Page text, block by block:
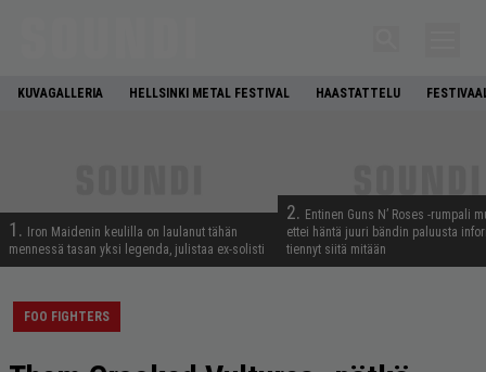
KUVAGALLERIA HELLSINKI METAL FESTIVAL HAASTATTELU
1.
Iron Maidenin keulilla on laulanut tähän
mennessä tasan yksi legenda, julistaa ex-solisti
2. Entinen Guns N’ Roses -rumpali
ettei häntä juuri bändin paluusta
tiennyt siitä mitään
FOO FIGHTERS